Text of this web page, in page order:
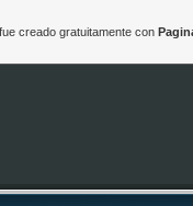
creado gratuitamente con